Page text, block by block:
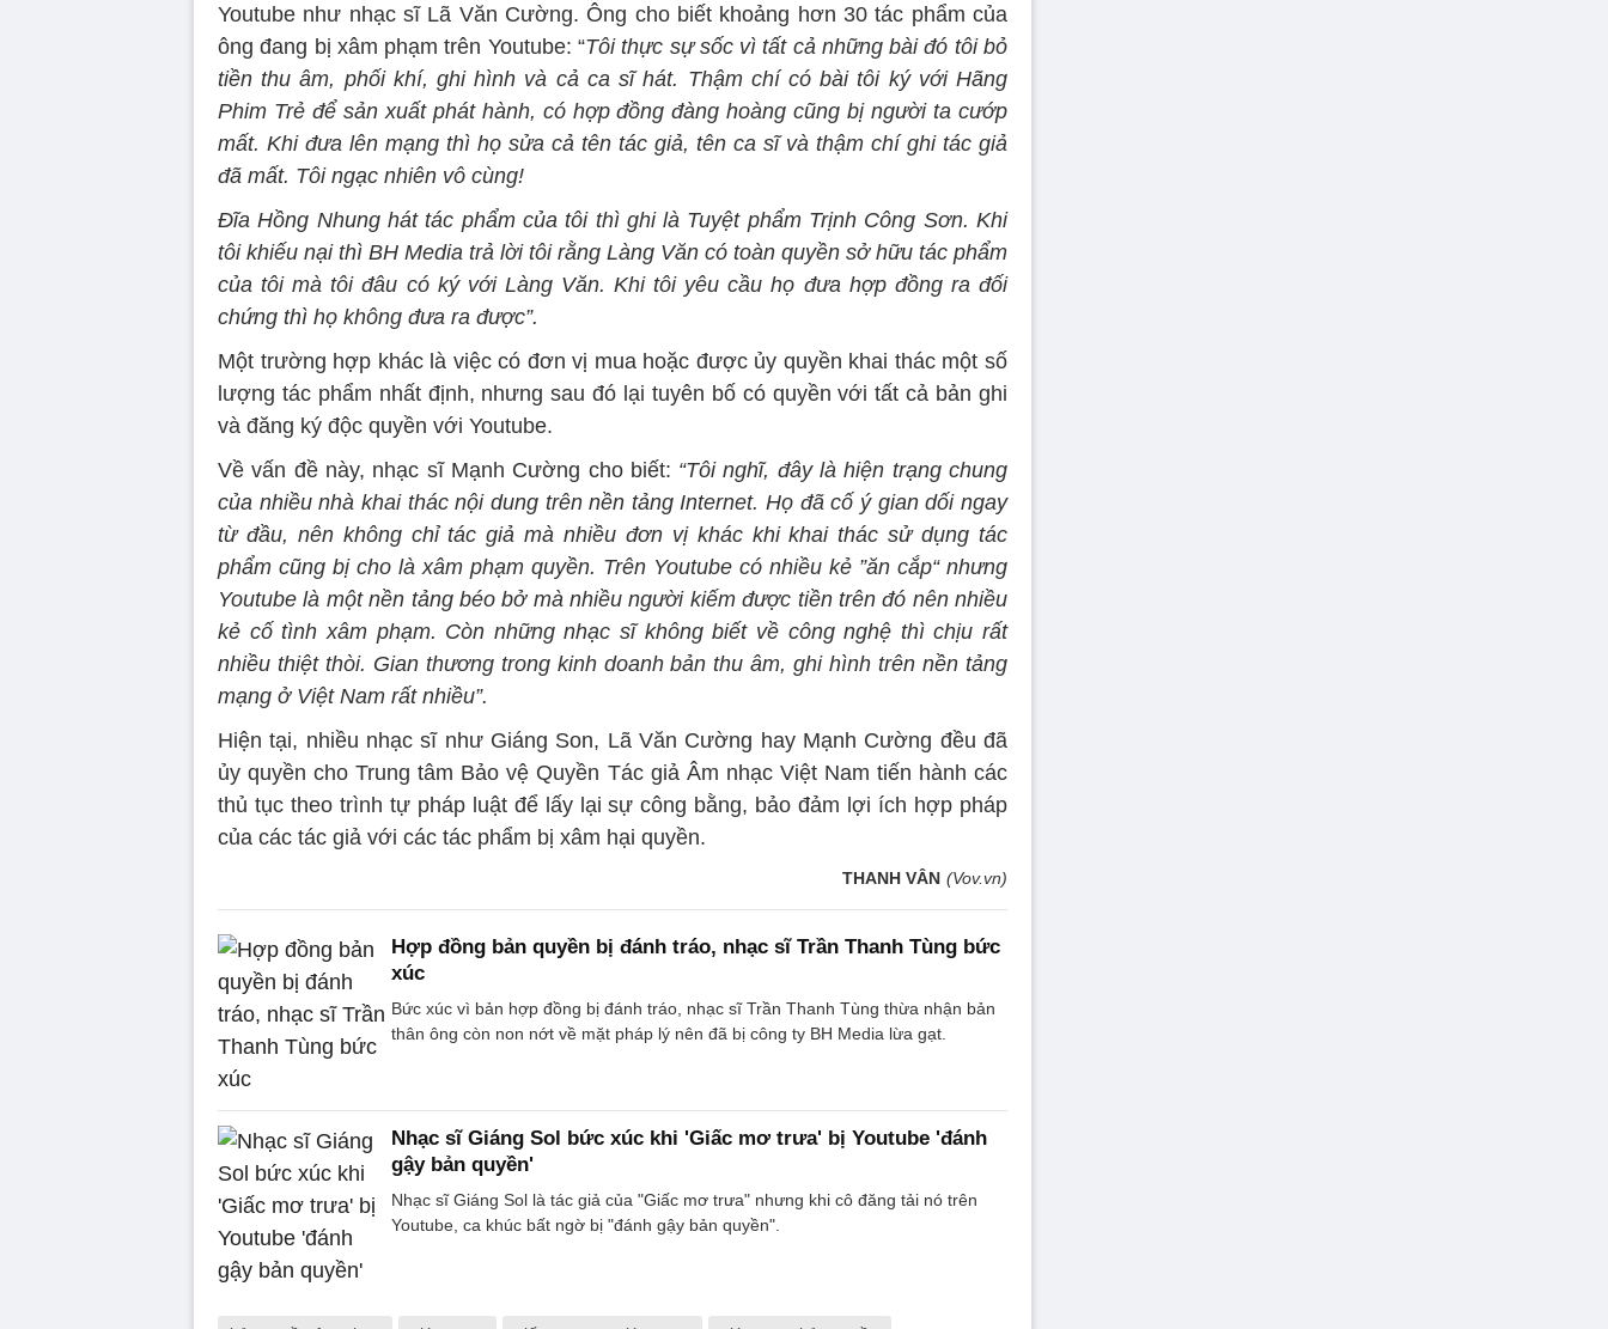
Youtube như nhạc sĩ Lã Văn Cường. Ông cho biết khoảng hơn 30 tác phẩm của
ông đang bị xâm phạm trên Youtube: “Tôi thực sự sốc vì tất cả những bài đó tôi bỏ
tiền thu âm, phối khí, ghi hình và cả ca sĩ hát. Thậm chí có bài tôi ký với Hãng
Phim Trẻ để sản xuất phát hành, có hợp đồng đàng hoàng cũng bị người ta cướp
mất. Khi đưa lên mạng thì họ sửa cả tên tác giả, tên ca sĩ và thậm chí ghi tác giả
đã mất. Tôi ngạc nhiên vô cùng!
Đĩa Hồng Nhung hát tác phẩm của tôi thì ghi là Tuyệt phẩm Trịnh Công Sơn. Khi
tôi khiếu nại thì BH Media trả lời tôi rằng Làng Văn có toàn quyền sở hữu tác phẩm
của tôi mà tôi đâu có ký với Làng Văn. Khi tôi yêu cầu họ đưa hợp đồng ra đối
chứng thì họ không đưa ra được”.
Một trường hợp khác là việc có đơn vị mua hoặc được ủy quyền khai thác một số
lượng tác phẩm nhất định, nhưng sau đó lại tuyên bố có quyền với tất cả bản ghi
và đăng ký độc quyền với Youtube.
Về vấn đề này, nhạc sĩ Mạnh Cường cho biết: “Tôi nghĩ, đây là hiện trạng chung
của nhiều nhà khai thác nội dung trên nền tảng Internet. Họ đã cố ý gian dối ngay
từ đầu, nên không chỉ tác giả mà nhiều đơn vị khác khi khai thác sử dụng tác
phẩm cũng bị cho là xâm phạm quyền. Trên Youtube có nhiều kẻ ”ăn cắp“ nhưng
Youtube là một nền tảng béo bở mà nhiều người kiếm được tiền trên đó nên nhiều
kẻ cố tình xâm phạm. Còn những nhạc sĩ không biết về công nghệ thì chịu rất
nhiều thiệt thòi. Gian thương trong kinh doanh bản thu âm, ghi hình trên nền tảng
mạng ở Việt Nam rất nhiều”.
Hiện tại, nhiều nhạc sĩ như Giáng Son, Lã Văn Cường hay Mạnh Cường đều đã
ủy quyền cho Trung tâm Bảo vệ Quyền Tác giả Âm nhạc Việt Nam tiến hành các
thủ tục theo trình tự pháp luật để lấy lại sự công bằng, bảo đảm lợi ích hợp pháp
của các tác giả với các tác phẩm bị xâm hại quyền.
THANH VÂN (Vov.vn)
Hợp đồng bản quyền bị đánh tráo, nhạc sĩ Trần Thanh Tùng bức
xúc
Bức xúc vì bản hợp đồng bị đánh tráo, nhạc sĩ Trần Thanh Tùng thừa nhận bản
thân ông còn non nớt về mặt pháp lý nên đã bị công ty BH Media lừa gạt.
Nhạc sĩ Giáng Sol bức xúc khi 'Giấc mơ trưa' bị Youtube 'đánh
gậy bản quyền'
Nhạc sĩ Giáng Sol là tác giả của "Giấc mơ trưa" nhưng khi cô đăng tải nó trên
Youtube, ca khúc bất ngờ bị "đánh gậy bản quyền".